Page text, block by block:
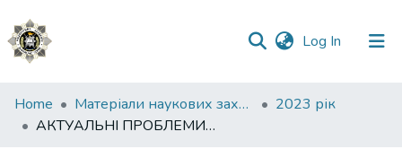
Log In (current)
Communities
&
Home Матеріали наукових заходів
2023 рік
АКТУАЛЬНІ ПРОБЛЕМИ ПРАВОПОРЯДКУ І ПРАВОВОЇ КУЛЬТУРИ В СУЧАСНІЙ УКРАЇНІ (присвячена Дню науки та 100-річчю з дня народження професора Олексія Федоровича Граніна)